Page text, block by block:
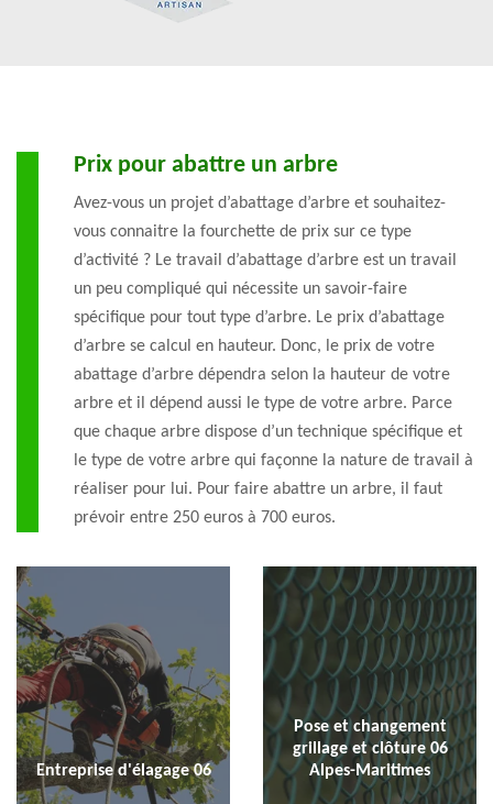
Prix pour abattre un arbre
Avez-vous un projet d’abattage d’arbre et souhaitez-
vous connaitre la fourchette de prix sur ce type
d’activité ? Le travail d’abattage d’arbre est un travail
un peu compliqué qui nécessite un savoir-faire
spécifique pour tout type d’arbre. Le prix d’abattage
d’arbre se calcul en hauteur. Donc, le prix de votre
abattage d’arbre dépendra selon la hauteur de votre
arbre et il dépend aussi le type de votre arbre. Parce
que chaque arbre dispose d’un technique spécifique et
le type de votre arbre qui façonne la nature de travail à
réaliser pour lui. Pour faire abattre un arbre, il faut
prévoir entre 250 euros à 700 euros.
Entreprise d'élagage 06
Pose et changement
grillage et clôture 06
Alpes-Maritimes